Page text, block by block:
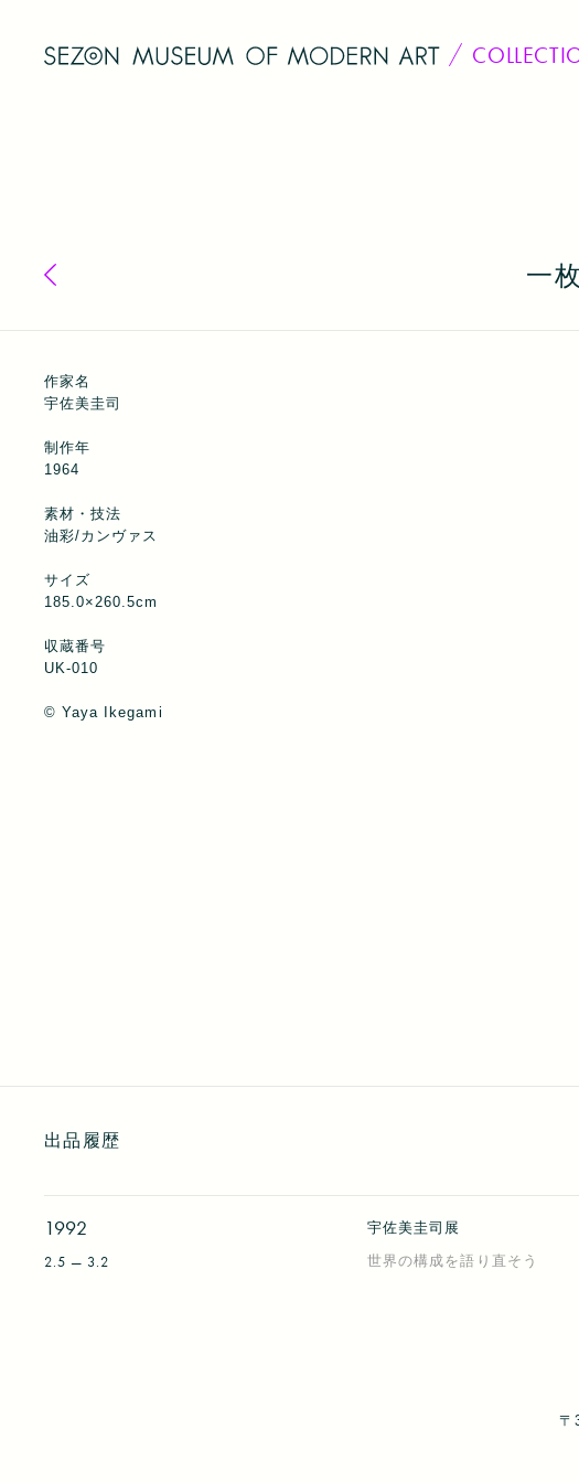
コレクション一覧へ戻る 一
作家名
宇佐美圭司
制作年
1964
素材・技法
油彩/カンヴァス
サイズ
185.0×260.5cm
収蔵番号
UK-010
© Yaya Ikegami
出品履歴
1992
2.5 — 3.2
宇佐美圭司展
世界の構成を語り直そう
〒